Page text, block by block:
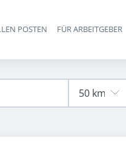
POSTEN FÜR ARBEITGEBER